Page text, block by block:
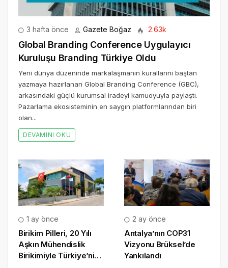
3 hafta önce Gazete Boğaz 2.63k
Global Branding Conference Uygulayıcı
Kuruluşu Branding Türkiye Oldu
Yeni dünya düzeninde markalaşmanın kurallarını baştan
yazmaya hazırlanan Global Branding Conference (GBC),
arkasındaki güçlü kurumsal iradeyi kamuoyuyla paylaştı.
Pazarlama ekosisteminin en saygın platformlarından biri
olan...
DEVAMINI OKU
1 ay önce
Birikim Pilleri, 20 Yılı
Aşkın Mühendislik
Birikimiyle Türkiye’nin
2 ay önce
Antalya’nın COP31
Vizyonu Brüksel’de
Yankılandı